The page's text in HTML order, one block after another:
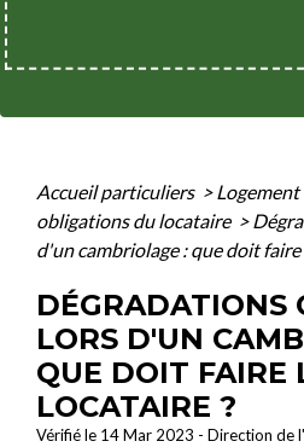
Accueil particuliers > Logement
obligations du locataire >
d'un cambriolage : que doit faire
DÉGRADATIONS
LORS D'UN
QUE DOIT FAIRE
LOCATAIRE ?
Vérifié le 14 Mar 2023 - Direction de